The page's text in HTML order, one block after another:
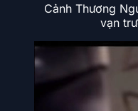
Cảnh Thương
vạn